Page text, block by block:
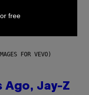
FOR VEVO)
Ago, Jay-Z
free